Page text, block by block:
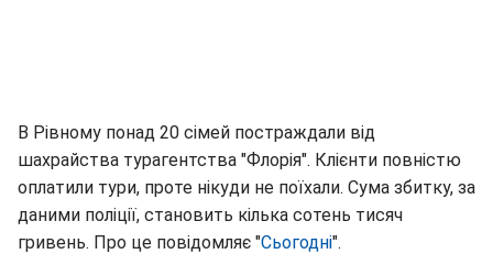
В Рівному понад 20 сімей постраждали від
шахрайства турагентства "Флорія". Клієнти повністю
оплатили тури, проте нікуди не поїхали. Сума збитку, за
даними поліції, становить кілька сотень тисяч
гривень. Про це повідомляє "Сьогодні".